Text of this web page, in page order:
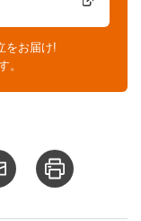
をお届け!
。